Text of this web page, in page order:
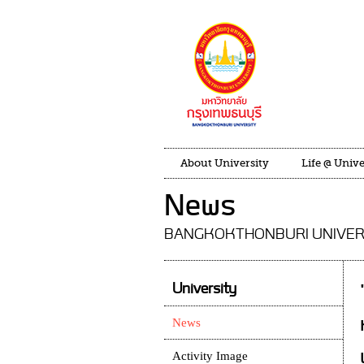
About University Life @
News
BANGKOKTHONBURI
University
News
Activity Image